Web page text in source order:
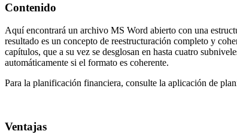
Contenido
Aquí encontrará un archivo MS Word abierto con una
resultado es un concepto de reestructuración completo y
capítulos, que a su vez se desglosan en hasta cuatro
automáticamente si el formato es coherente.
Para la planificación financiera, consulte la aplicación de
Ventajas